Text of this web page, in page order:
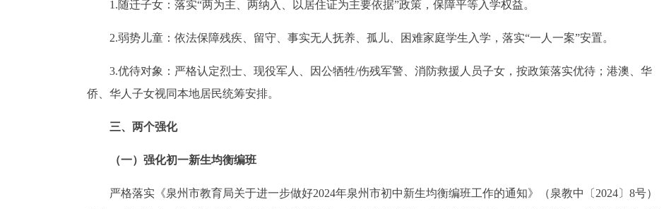
1.随迁子女：落实“两为主、两纳入、以居住证为主要依据”政策，保障平等入学权益。
2.弱势儿童：依法保障残疾、留守、事实无人抚养、孤儿、困难家庭学生入学，落实“一人一案”安置。
3.优待对象：严格认定烈士、现役军人、因公牺牲/伤残军警、消防救援人员子女，按政策落实优待；港澳、华
侨、华人子女视同本地居民统筹安排。
三、两个强化
（一）强化初一新生均衡编班
严格落实《泉州市教育局关于进一步做好2024年泉州市初中新生均衡编班工作的通知》（泉教中〔2024〕8号）